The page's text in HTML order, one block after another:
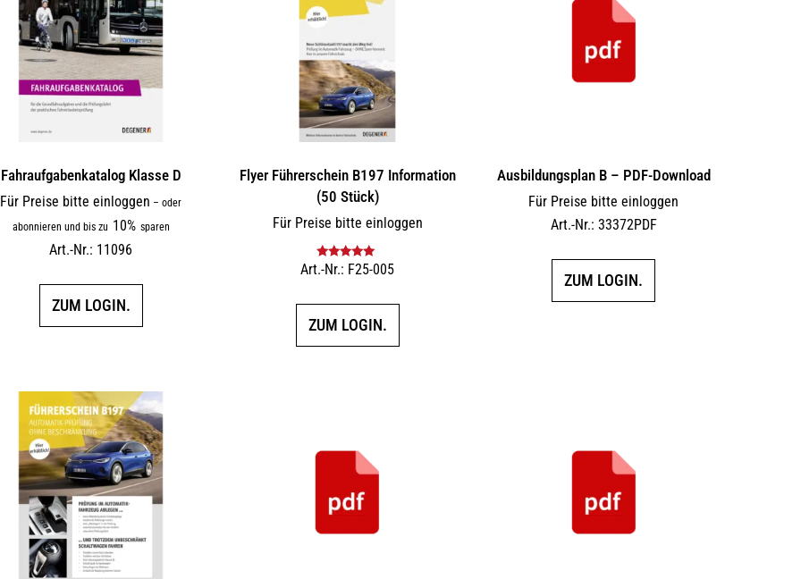
Fahraufgabenkatalog Klasse D
Für Preise bitte einloggen – oder
abonnieren und bis zu 10% sparen
Art.-Nr.: 11096
ZUM LOGIN.
Flyer Führerschein B197 Information
(50 Stück)
Für Preise bitte einloggen
Bewertet mit
Art.-Nr.: F25-005
ZUM LOGIN.
Ausbildungsplan B – PDF-Download
Für Preise bitte einloggen
Art.-Nr.: 33372PDF
ZUM LOGIN.